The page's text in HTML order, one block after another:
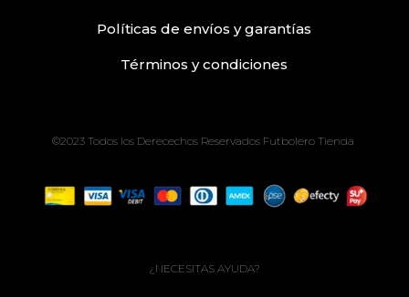
Políticas de envíos ygarantías
Términos y condiciones
©2023 Todos los Derecechos Reservados Futbolero Tienda
¿NECESITAS AYUDA?